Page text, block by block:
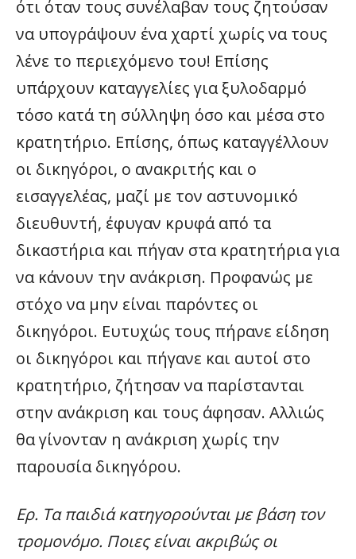
ότι όταν τους συνέλαβαν τους ζητούσαν
να υπογράψουν ένα χαρτί χωρίς να τους
λένε το περιεχόμενο του! Επίσης
υπάρχουν καταγγελίες για ξυλοδαρμό
τόσο κατά τη σύλληψη όσο και μέσα στο
κρατητήριο. Επίσης, όπως καταγγέλλουν
οι δικηγόροι, ο ανακριτής και ο
εισαγγελέας, μαζί με τον αστυνομικό
διευθυντή, έφυγαν κρυφά από τα
δικαστήρια και πήγαν στα κρατητήρια για
να κάνουν την ανάκριση. Προφανώς με
στόχο να μην είναι παρόντες οι
δικηγόροι. Ευτυχώς τους πήρανε είδηση
οι δικηγόροι και πήγανε και αυτοί στο
κρατητήριο, ζήτησαν να παρίστανται
στην ανάκριση και τους άφησαν. Αλλιώς
θα γίνονταν η ανάκριση χωρίς την
παρουσία δικηγόρου.
Ερ. Τα παιδιά κατηγορούνται με βάση τον
τρομονόμο. Ποιες είναι ακριβώς οι